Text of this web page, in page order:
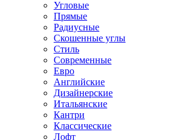
Угловые
Прямые
Радиусные
Скошенные углы
Стиль
Современные
Евро
Английские
Дизайнерские
Итальянские
Кантри
Классические
Лофт